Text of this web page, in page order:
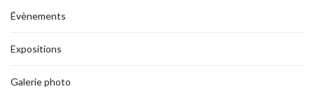
Évènements
Expositions
Galerie photo